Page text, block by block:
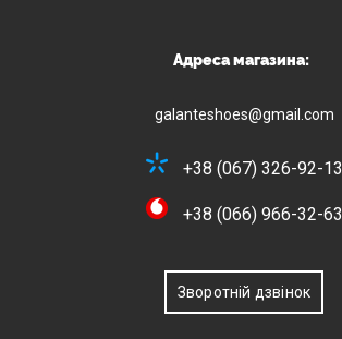
Адреса магазина:
galanteshoes@gmail.com
+38 (067) 326-92-13
+38 (066) 966-32-63
Зворотній дзвінок